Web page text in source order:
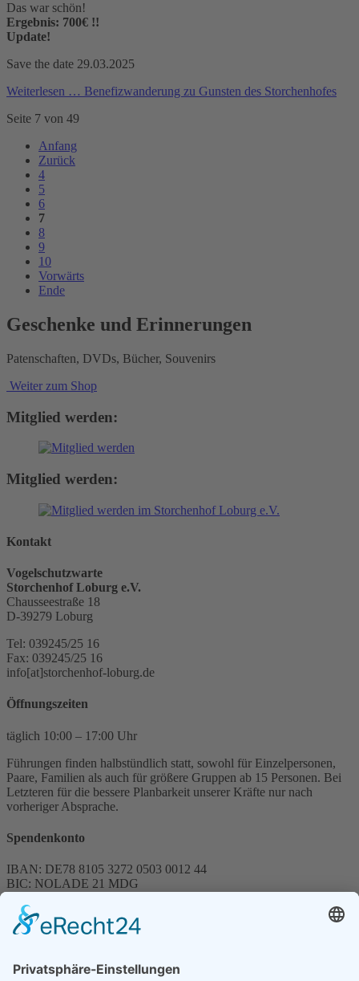
Das war schön!
Ergebnis: 700€ !!
Update!
Save the date 29.03.2025
Weiterlesen … Benefizwanderung zu Gunsten des Storchenhofes
Seite 7 von 49
Anfang
Zurück
4
5
6
7
8
9
10
Vorwärts
Ende
Geschenke und Erinnerungen
Patenschaften, DVDs, Bücher, Souvenirs
Weiter zum Shop
Mitglied werden:
Mitglied werden:
Kontakt
Vogelschutzwarte
Storchenhof Loburg e.V.
Chausseestraße 18
D-39279 Loburg
Tel: 039245/25 16
Fax: 039245/25 16
info[at]storchenhof-loburg.de
Öffnungszeiten
täglich 10:00 – 17:00 Uhr
Führungen finden halbstündlich statt, sowohl für Einzelpersonen,
Paare, Familien als auch für größere Gruppen ab 15 Personen. Bei
Letzteren für die bessere Planbarkeit unserer Kräfte nur nach
vorheriger Absprache.
Spendenkonto
IBAN: DE78 8105 3272 0503 0012 44
BIC: NOLADE 21 MDG
Spenden können steuerlich abgesetzt werden